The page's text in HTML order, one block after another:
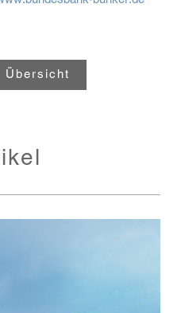
Übersicht